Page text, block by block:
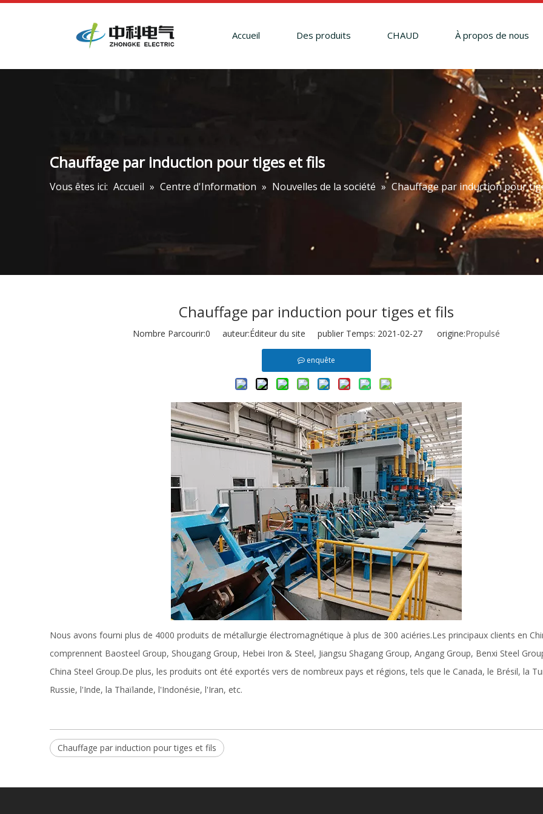
Accueil Des produits CHAUD À propos de nous
Chauffage par induction pour tiges et fils
Vous êtes ici: Accueil » Centre d'Information » Nouvelles de la société » Chauffage par induction pour
Chauffage par induction pour tiges et fils
Nombre Parcourir:0 auteur:Éditeur du site publier Temps: 2021-02-27 origine:Propulsé
enquête
Nous avons fourni plus de 4000 produits de métallurgie électromagnétique à plus de 300 aciéries.Les principaux clients en
comprennent Baosteel Group, Shougang Group, Hebei Iron & Steel, Jiangsu Shagang Group, Angang Group, Benxi Steel
China Steel Group.De plus, les produits ont été exportés vers de nombreux pays et régions, tels que le Canada, le Brésil, la
Russie, l'Inde, la Thaïlande, l'Indonésie, l'Iran, etc.
Chauffage par induction pour tiges et fils